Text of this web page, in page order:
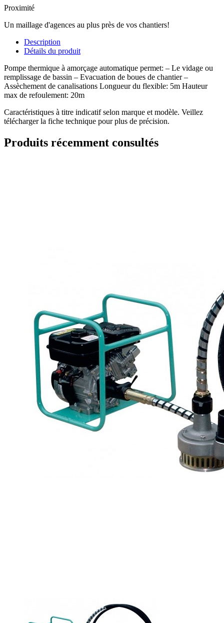
Proximité
Un maillage d'agences au plus près de vos chantiers!
Description
Détails du produit
Pompe thermique à amorçage automatique permet: – Le vidage ou
remplissage de bassin – Evacuation de boues de chantier –
Assèchement de canalisations Longueur du flexible: 5m Hauteur
max de refoulement: 20m
Caractéristiques à titre indicatif selon marque et modèle. Veillez
télécharger la fiche technique pour plus de précision.
Produits récemment consultés